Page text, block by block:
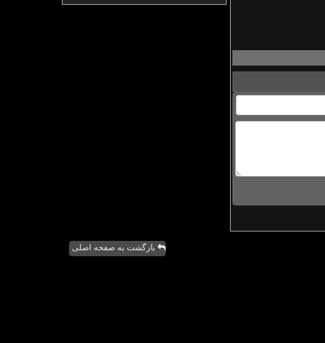
بازگشت به صفحه اصلی